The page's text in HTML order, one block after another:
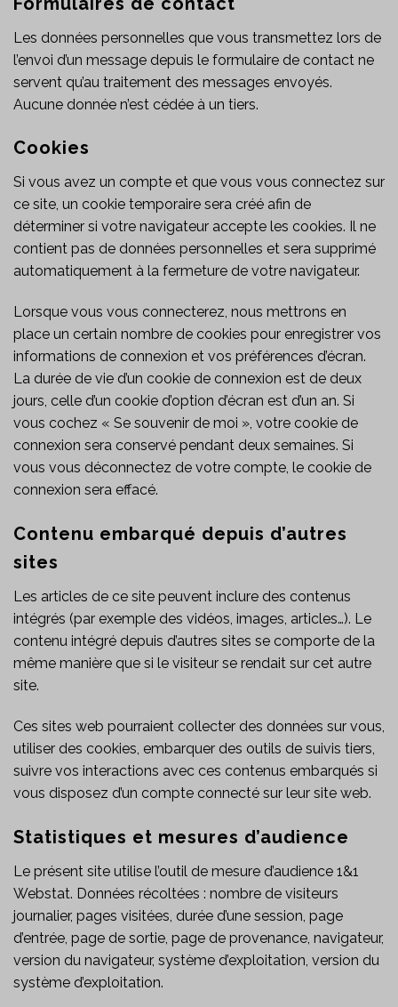
Les données personnelles que vous transmettez lors de
l’envoi d’un message depuis le formulaire de contact ne
servent qu’au traitement des messages envoyés.
Aucune donnée n’est cédée à un tiers.
Cookies
Si vous avez un compte et que vous vous connectez sur
ce site, un cookie temporaire sera créé afin de
déterminer si votre navigateur accepte les cookies. Il ne
contient pas de données personnelles et sera supprimé
automatiquement à la fermeture de votre navigateur.
Lorsque vous vous connecterez, nous mettrons en
place un certain nombre de cookies pour enregistrer vos
informations de connexion et vos préférences d’écran.
La durée de vie d’un cookie de connexion est de deux
jours, celle d’un cookie d’option d’écran est d’un an. Si
vous cochez « Se souvenir de moi », votre cookie de
connexion sera conservé pendant deux semaines. Si
vous vous déconnectez de votre compte, le cookie de
connexion sera effacé.
Contenu embarqué depuis d’autres
sites
Les articles de ce site peuvent inclure des contenus
intégrés (par exemple des vidéos, images, articles…). Le
contenu intégré depuis d’autres sites se comporte de la
même manière que si le visiteur se rendait sur cet autre
site.
Ces sites web pourraient collecter des données sur vous,
utiliser des cookies, embarquer des outils de suivis tiers,
suivre vos interactions avec ces contenus embarqués si
vous disposez d’un compte connecté sur leur site web.
Statistiques et mesures d’audience
Le présent site utilise l’outil de mesure d’audience 1&1
Webstat. Données récoltées : nombre de visiteurs
journalier, pages visitées, durée d’une session, page
d’entrée, page de sortie, page de provenance, navigateur,
version du navigateur, système d’exploitation, version du
système d’exploitation.